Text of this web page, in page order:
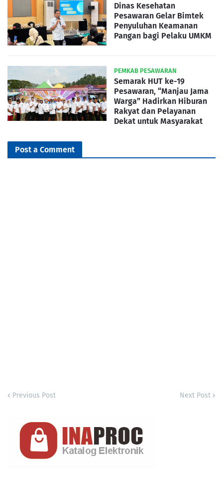
Dinas Kesehatan
Pesawaran Gelar Bimtek
Penyuluhan Keamanan
Pangan bagi Pelaku UMKM
PEMKAB PESAWARAN
Semarak HUT ke-19
Pesawaran, “Manjau Jama
Warga” Hadirkan Hiburan
Rakyat dan Pelayanan
Dekat untuk Masyarakat
Post a Comment
Previous Post Next Post